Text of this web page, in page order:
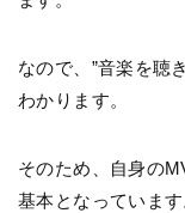
なので、”音楽を聴
わかります。
そのため、自身の
基本となっています